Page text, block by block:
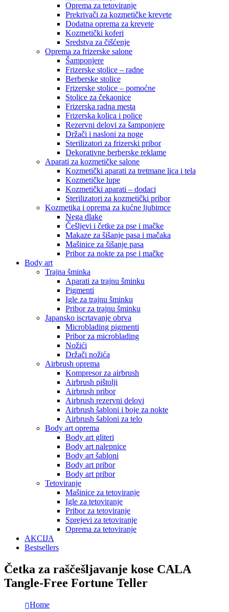
Oprema za tetoviranje
Prekrivači za kozmetičke krevete
Dodatna oprema za krevete
Kozmetički koferi
Sredstva za čišćenje
Oprema za frizerske salone
Šamponjere
Frizerske stolice – radne
Berberske stolice
Frizerske stolice – pomoćne
Stolice za čekaonice
Frizerska radna mesta
Frizerska kolica i police
Rezervni delovi za šamponjere
Držači i nasloni za noge
Sterilizatori za frizerski pribor
Dekorativne berberske reklame
Aparati za kozmetičke salone
Kozmetički aparati za tretmane lica i tela
Kozmetičke lupe
Kozmetički aparati – dodaci
Sterilizatori za kozmetički pribor
Kozmetika i oprema za kućne ljubimce
Nega dlake
Češljevi i četke za pse i mačke
Makaze za šišanje pasa i mačaka
Mašinice za šišanje pasa
Pribor za nokte za pse i mačke
Body art
Trajna šminka
Aparati za trajnu šminku
Pigmenti
Igle za trajnu šminku
Pribor za trajnu šminku
Japansko iscrtavanje obrva
Microblading pigmenti
Pribor za microblading
Nožići
Držači nožića
Airbrush oprema
Kompresor za airbrush
Airbrush pištolji
Airbrush pribor
Airbrush rezervni delovi
Airbrush šabloni i boje za nokte
Airbrush šabloni za telo
Body art oprema
Body art gliteri
Body art nalepnice
Body art šabloni
Body art pribor
Body art pribor
Tetoviranje
Mašinice za tetoviranje
Igle za tetoviranje
Pribor za tetoviranje
Sprejevi za tetoviranje
Oprema za tetoviranje
AKCIJA
Bestsellers
Četka za raščešljavanje kose CALA
Tangle-Free Fortune Teller
Home